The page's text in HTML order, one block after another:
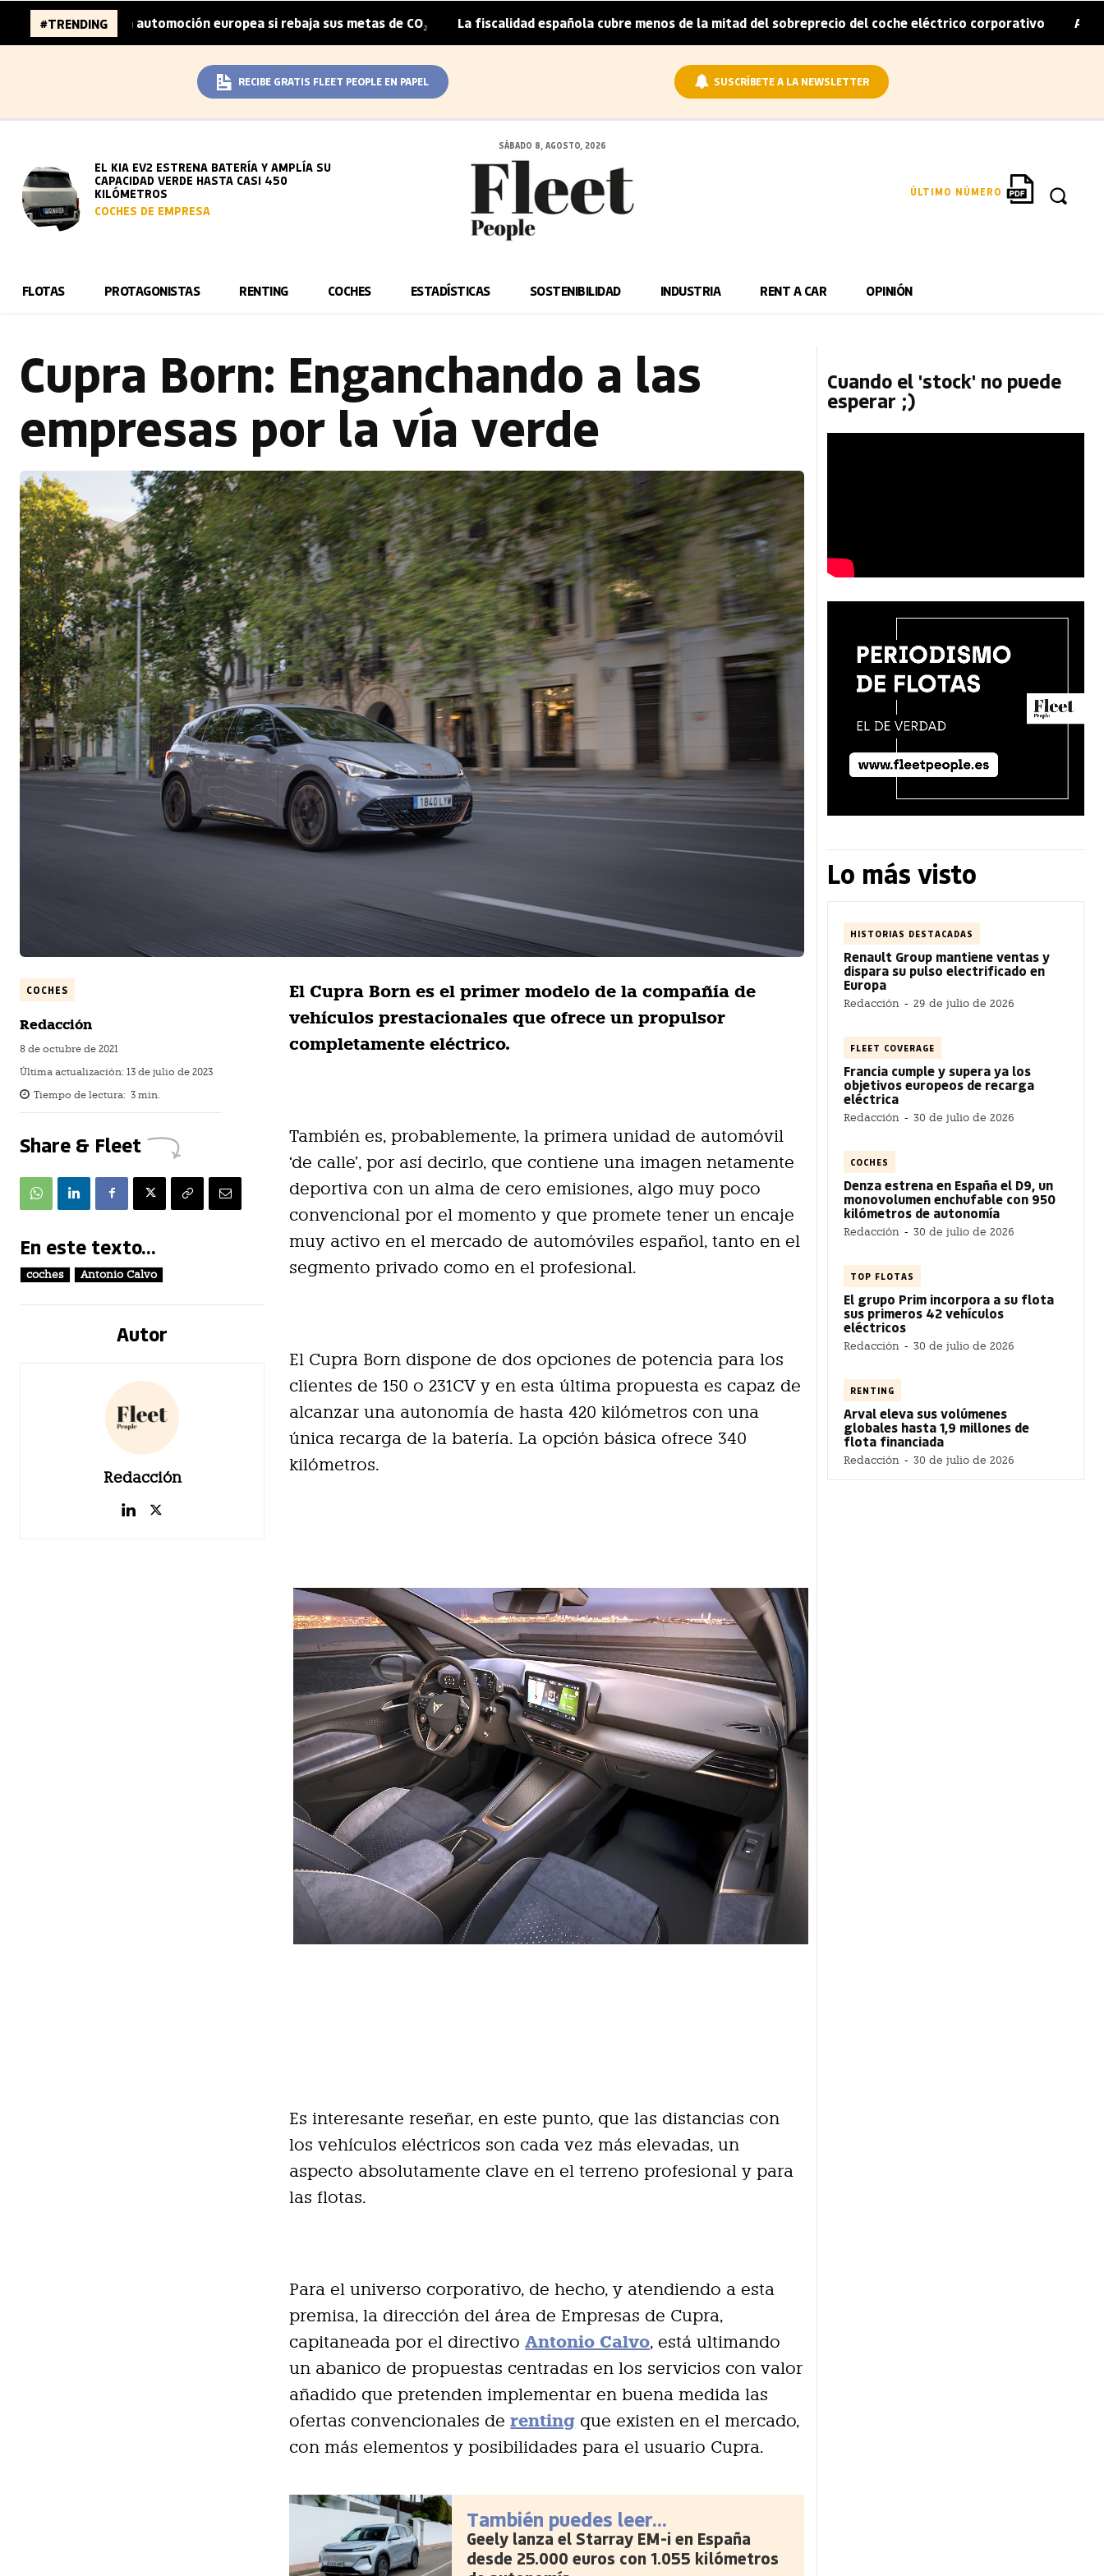
#TRENDING
de la automoción europea si rebaja sus metas de CO₂ | La fiscalidad española cubre menos de la mitad del sobreprecio del coche eléctrico corporativo | Arval convierte
RECIBE GRATIS FLEET PEOPLE EN PAPEL SUSCRÍBETE A LA NEWSLETTER
EL KIA EV2 ESTRENA BATERÍA Y AMPLÍA SU
CAPACIDAD VERDE HASTA CASI 450
KILÓMETROS
COCHES DE EMPRESA
SÁBADO 8, AGOSTO, 2026
ÚLTIMO NÚMERO
FLOTAS PROTAGONISTAS RENTING COCHES ESTADÍSTICAS SOSTENIBILIDAD INDUSTRIA RENT A CAR OPINIÓN
Cupra Born: Enganchando a las
empresas por la vía verde
COCHES
Redacción
8 de octubre de 2021
Última actualización: 13 de julio de 2023
Tiempo de lectura: 3 min.
Share & Fleet
En este texto...
coches Antonio Calvo
Autor
Redacción
El Cupra Born es el primer modelo de la compañía de
vehículos prestacionales que ofrece un propulsor
completamente eléctrico.
También es, probablemente, la primera unidad de automóvil
‘de calle’, por así decirlo, que contiene una imagen netamente
deportiva con un alma de cero emisiones, algo muy poco
convencional por el momento y que promete tener un encaje
muy activo en el mercado de automóviles español, tanto en el
segmento privado como en el profesional.
El Cupra Born dispone de dos opciones de potencia para los
clientes de 150 o 231CV y en esta última propuesta es capaz de
alcanzar una autonomía de hasta 420 kilómetros con una
única recarga de la batería. La opción básica ofrece 340
kilómetros.
Es interesante reseñar, en este punto, que las distancias con
los vehículos eléctricos son cada vez más elevadas, un
aspecto absolutamente clave en el terreno profesional y para
las flotas.
Para el universo corporativo, de hecho, y atendiendo a esta
premisa, la dirección del área de Empresas de Cupra,
capitaneada por el directivoAntonio Calvo, está ultimando
un abanico de propuestas centradas en los servicios con valor
añadido que pretenden implementar en buena medida las
ofertas convencionales derenting que existen en el mercado,
con más elementos y posibilidades para el usuario Cupra.
También puedes leer...
Geely lanza el Starray EM-i en España
desde 25.000 euros con 1.055 kilómetros
Cuando el 'stock' no puede
esperar ;)
Lo más visto
HISTORIAS DESTACADAS
Renault Group mantiene ventas y
dispara su pulso electrificado en
Europa
Redacción - 29 de julio de 2026
FLEET COVERAGE
Francia cumple y supera ya los
objetivos europeos de recarga
eléctrica
Redacción - 30 de julio de 2026
COCHES
Denza estrena en España el D9, un
monovolumen enchufable con 950
kilómetros de autonomía
Redacción - 30 de julio de 2026
TOP FLOTAS
El grupo Prim incorpora a su flota
sus primeros 42 vehículos
eléctricos
Redacción - 30 de julio de 2026
RENTING
Arval eleva sus volúmenes
globales hasta 1,9 millones de
flota financiada
Redacción - 30 de julio de 2026